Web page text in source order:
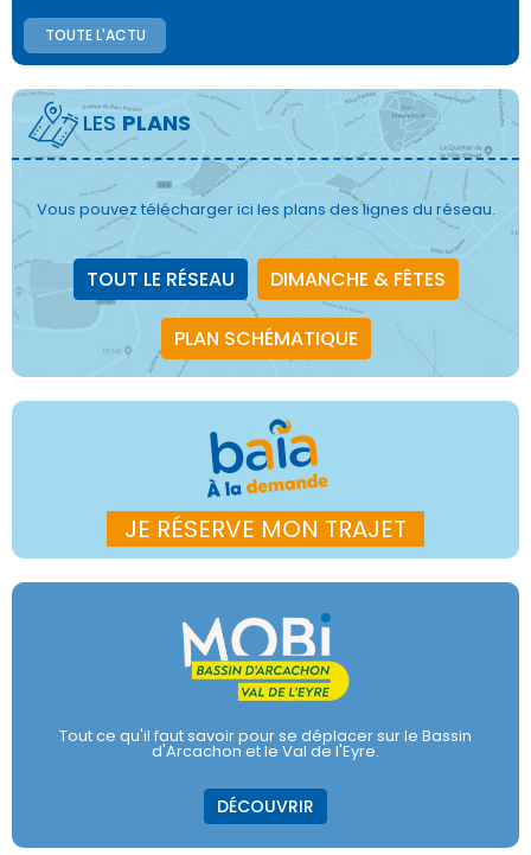
TOUTE L'ACTU
LES PLANS
Vous pouvez télécharger ici les plans des lignes du réseau.
TOUT LE RÉSEAU DIMANCHE & FÊTES
PLAN SCHÉMATIQUE
JE RÉSERVE MON TRAJET
Tout ce qu'il faut savoir pour se déplacer sur le Bassin
d'Arcachon et le Val de l'Eyre.
DÉCOUVRIR